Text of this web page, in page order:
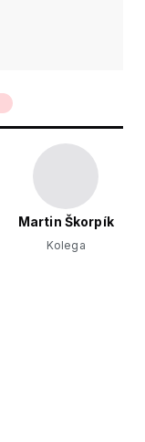
Martin Škorpík
Kolega